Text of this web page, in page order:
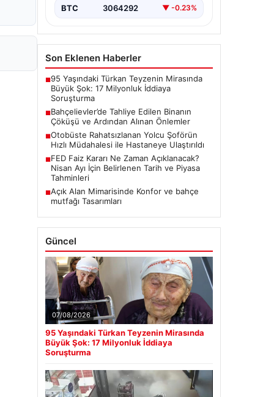
BTC 3064292 ▼ -0.23%
Son Eklenen Haberler
■95 Yaşındaki Türkan Teyzenin Mirasında
Büyük Şok: 17 Milyonluk İddiaya
Soruşturma
■Bahçelievler’de Tahliye Edilen Binanın
Çöküşü ve Ardından Alınan Önlemler
■Otobüste Rahatsızlanan Yolcu Şoförün
Hızlı Müdahalesi ile Hastaneye Ulaştırıldı
■FED Faiz Kararı Ne Zaman Açıklanacak?
Nisan Ayı İçin Belirlenen Tarih ve Piyasa
Tahminleri
■Açık Alan Mimarisinde Konfor ve bahçe
mutfağı Tasarımları
Güncel
07/08/2026
95 Yaşındaki Türkan Teyzenin Mirasında
Büyük Şok: 17 Milyonluk İddiaya
Soruşturma